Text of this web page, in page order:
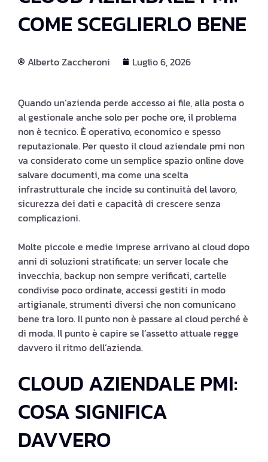
COME SCEGLIERLO BENE
Alberto Zaccheroni Luglio 6, 2026
Quando un’azienda perde accesso ai file, alla posta o
al gestionale anche solo per poche ore, il problema
non è tecnico. È operativo, economico e spesso
reputazionale. Per questo il cloud aziendale pmi non
va considerato come un semplice spazio online dove
salvare documenti, ma come una scelta
infrastrutturale che incide su continuità del lavoro,
sicurezza dei dati e capacità di crescere senza
complicazioni.
Molte piccole e medie imprese arrivano al cloud dopo
anni di soluzioni stratificate: un server locale che
invecchia, backup non sempre verificati, cartelle
condivise poco ordinate, accessi gestiti in modo
artigianale, strumenti diversi che non comunicano
bene tra loro. Il punto non è passare al cloud perché è
di moda. Il punto è capire se l’assetto attuale regge
davvero il ritmo dell’azienda.
CLOUD AZIENDALE PMI:
COSA SIGNIFICA
DAVVERO